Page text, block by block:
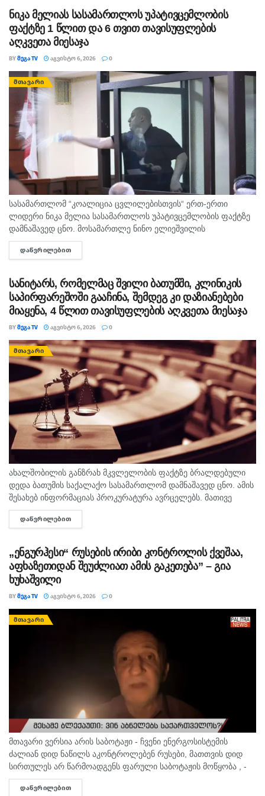
ნიკა მელიას სასამართლოს უპატივცემლობის
ფაქტზე 1 წლით და 6 თვით თავისუფლების
აღკვეთა მიესაჯა
BYᲛᲔᲒᲐ TV ᲐᲒᲕᲘᲡᲢᲝ 6, 2026 0
ᲛᲗᲐᲕᲐᲠᲘ
სასამართლომ “კოალიცია ცვლილებისთვის“ ერთ-ერთი
ლიდერი ნიკა მელია სასამართლოს უპატივცემლობის ფაქტზე
დამნაშავედ ცნო. მოსამართლე ნინო ელიეშვილის
გადაწყვეტილებით, ნიკა მელიას 1 წლით და 6 თვით
თავისუფლების აღკვეთა მიესაჯა, თუმცა აღნიშნულმა
ᲓᲐᲬᲕᲠᲘᲚᲔᲑᲘᲗ
სანიტარს, რომელმაც შვილი ბათუმში, კლინიკის
საპირფარეშოში გააჩინა, შემდეგ კი დაზიანებები
მიაყენა, 4 წლით თავისუფლების აღკვეთა მიესაჯა
BYᲛᲔᲒᲐ TV ᲐᲒᲕᲘᲡᲢᲝ 6, 2026 0
ᲛᲗᲐᲕᲐᲠᲘ
ახალშობილის განზრახ მკვლელობის ფაქტზე ბრალდებული
დედა ბათუმის საქალაქო სასამართლომ დამნაშავედ ცნო. ამის
შესახებ ინფორმაციას პროკურატურა ავრცელებს. მათივე
ინფორმაციით, საქმე ეხება, 22 თებერვალს, ბათუმის ერთ-
ერთი კლინიკაში მომხდარ ფაქტს, რა დროსაც კლინიკის ერთ-
ᲓᲐᲬᲕᲠᲘᲚᲔᲑᲘᲗ
„ენგურჰესი“ რუსების ირიბი კონტროლის ქვეშაა,
აფხაზეთიდან შეუძლიათ ამის გაკეთება” – გია
ხუხაშვილი
BYᲛᲔᲒᲐ TV ᲐᲒᲕᲘᲡᲢᲝ 6, 2026 0
ᲛᲗᲐᲕᲐᲠᲘ
მთავარი ვერსია არის საბოტაჟი - ჩვენი ენერგოსისტემის
ძალიან დიდ ნაწილს აკონტროლებენ რუსები, მათთვის დიდ
სირთულეს არ წარმოადგენს ფარული საბოტაჟის მოწყობა , -
ამის შესახებ ანალიტიკოსმა გია ხუხაშვილმა „პალიტრანიუსის“
გადაცემაში „360...
ᲓᲐᲬᲕᲠᲘᲚᲔᲑᲘᲗ